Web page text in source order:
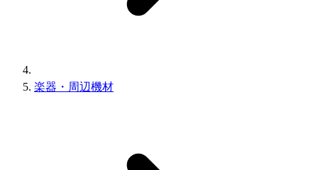
楽器・周辺機材